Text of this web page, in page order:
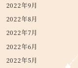
2022年9月
2022年8月
2022年7月
2022年6月
2022年5月